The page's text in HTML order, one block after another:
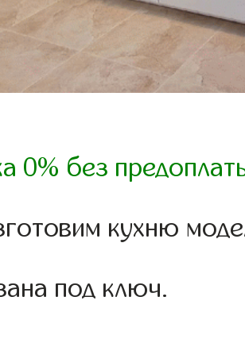
0% без
кухню
под ключ.